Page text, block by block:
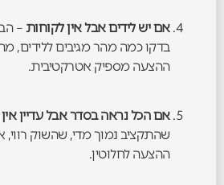
אם יש לידים אבל אין לקוחות –
בדקו כמה מהר מגיבים ללידים,
ההצעה מספיק אטרקטיבית.
אם הכל נראה בסדר אבל עדיין
שהתקציב נמוך מדי, שהשוק
ההצעה לחלוטין.